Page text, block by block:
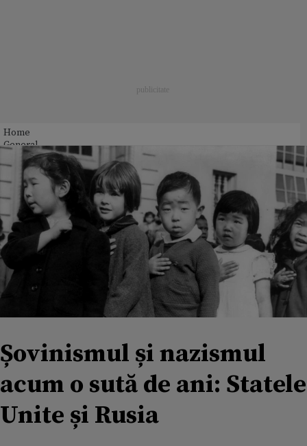
Home
General
Șovinismul și nazismul
acum o sută de ani: Statele
Unite și Rusia